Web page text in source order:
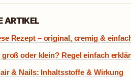
ARTIKEL
Rezept – original, cremig &
groß oder klein? Regel einfach
& Nails: Inhaltsstoffe & Wirkung